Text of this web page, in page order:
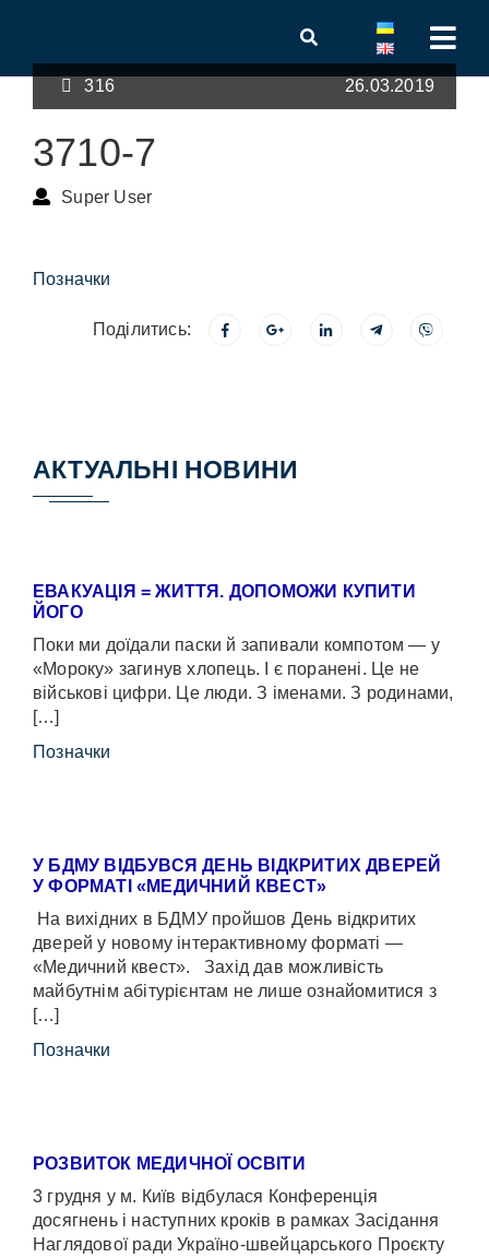
316 26.03.2019
3710-7
Super User
Позначки
Поділитись:
АКТУАЛЬНІ НОВИНИ
ЕВАКУАЦІЯ = ЖИТТЯ. ДОПОМОЖИ КУПИТИ
ЙОГО
Поки ми доїдали паски й запивали компотом — у
«Мороку» загинув хлопець. І є поранені. Це не
військові цифри. Це люди. З іменами. З родинами,
[…]
Позначки
У БДМУ ВІДБУВСЯ ДЕНЬ ВІДКРИТИХ ДВЕРЕЙ
У ФОРМАТІ «МЕДИЧНИЙ КВЕСТ»
На вихідних в БДМУ пройшов День відкритих
дверей у новому інтерактивному форматі —
«Медичний квест». Захід дав можливість
майбутнім абітурієнтам не лише ознайомитися з
[…]
Позначки
РОЗВИТОК МЕДИЧНОЇ ОСВІТИ
3 грудня у м. Київ відбулася Конференція
досягнень і наступних кроків в рамках Засідання
Наглядової ради Україно-швейцарського Проєкту